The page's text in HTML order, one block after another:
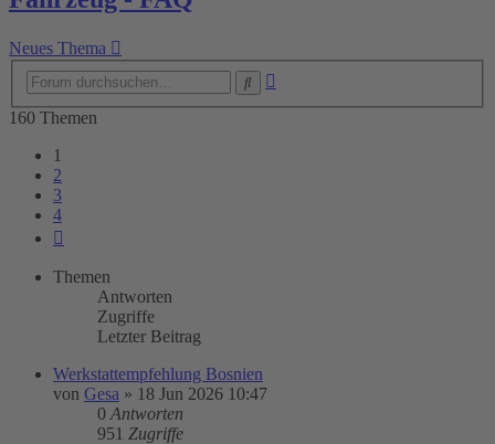
Neues Thema
160 Themen
1
2
3
4
Themen
Antworten
Zugriffe
Letzter Beitrag
Werkstattempfehlung Bosnien
von Gesa » 18 Jun 2026 10:47
0 Antworten
951 Zugriffe